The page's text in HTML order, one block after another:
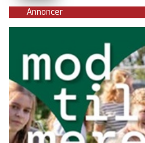
Annoncer